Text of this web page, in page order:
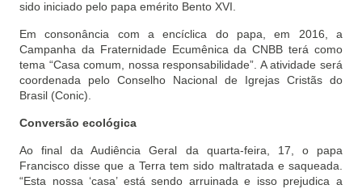
sido iniciado pelo papa emérito Bento XVI.
Em consonância com a encíclica do papa, em 2016, a
Campanha da Fraternidade Ecumênica da CNBB terá como
tema “Casa comum, nossa responsabilidade”. A atividade será
coordenada pelo Conselho Nacional de Igrejas Cristãs do
Brasil (Conic).
Conversão ecológica
Ao final da Audiência Geral da quarta-feira, 17, o papa
Francisco disse que a Terra tem sido maltratada e saqueada.
“Esta nossa ‘casa’ está sendo arruinada e isso prejudica a